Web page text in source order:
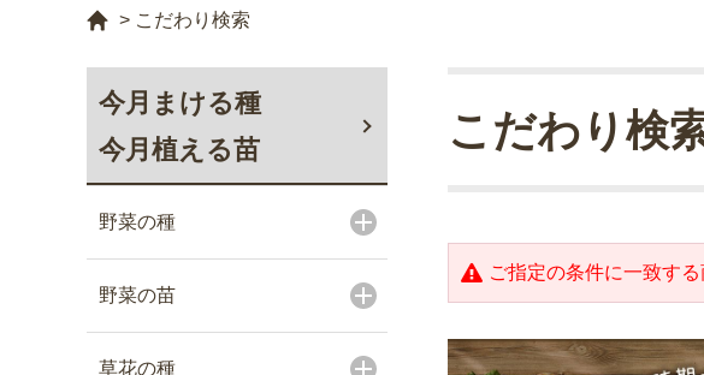
> こだわり検索
今月まける種
今月植える苗
野菜の種
野菜の苗
草花の種
こだわり検
ご指定の条件に一致す